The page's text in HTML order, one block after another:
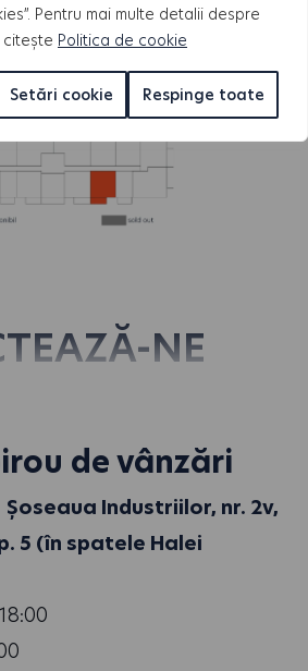
Pentru mai multe detalii despre
Politica de cookie
Setări cookie Respinge toate
NE
de vânzări
Șoseaua Industriilor, nr. 2v,
5 (în spatele Halei